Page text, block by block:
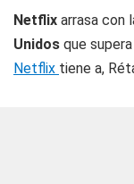
Netflix arrasa con
Unidos que
Netflix tiene a,